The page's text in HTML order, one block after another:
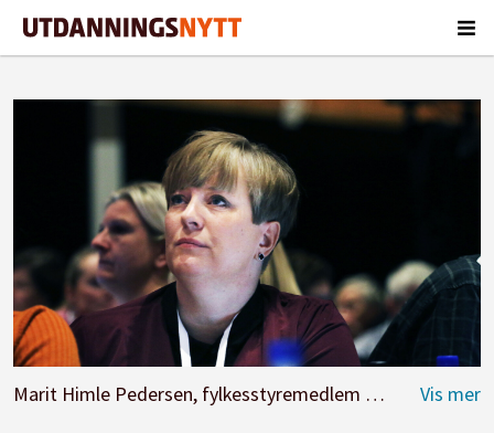
Marit Himle Pedersen, fylkesstyremedlem UDF Vestland.